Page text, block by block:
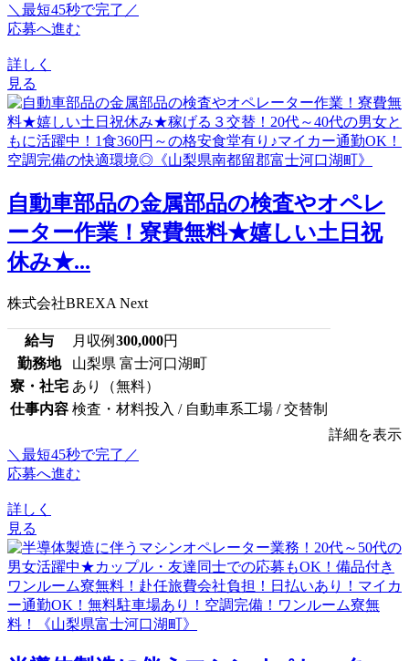
＼最短45秒で完了／
応募へ進む
詳しく
見る
自動車部品の金属部品の検査やオペレ
ーター作業！寮費無料★嬉しい土日祝
休み★...
株式会社BREXA Next
給与 月収例 300,000円
勤務地
山梨県 富士河口湖町
寮・社宅 あり（無料）
仕事内容 検査・材料投入 / 自動車系工場 / 交替制
詳細を表示
＼最短45秒で完了／
応募へ進む
詳しく
見る